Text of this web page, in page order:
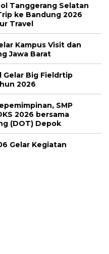
Tanggerang Selatan
ke Bandung 2026
Travel
Kampus Visit dan
Jawa Barat
Gelar Big Fieldrtip
2026
SMP
2026 bersama
(DOT) Depok
Gelar Kegiatan